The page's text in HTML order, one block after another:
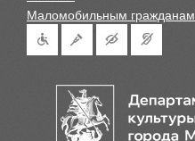
Маломобильным гражданам